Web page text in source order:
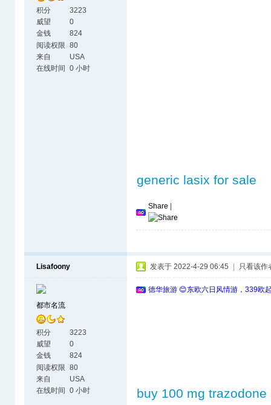
积分
3223
威望
0
金钱
824
阅读权限 80
来自
USA
在线时间
0 小时
generic lasix for sale
Share
Lisafoony
都市名流
积分
3223
威望
0
金钱
824
阅读权限 80
来自
USA
在线时间
0 小时
发表于 2022-4-29 06:45 只看该作
德华旅游 😊东欧六日风情游，339欧
buy 100 mg trazodone